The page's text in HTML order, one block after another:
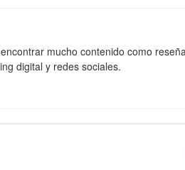
mucho contenido como
digital y redes sociales.